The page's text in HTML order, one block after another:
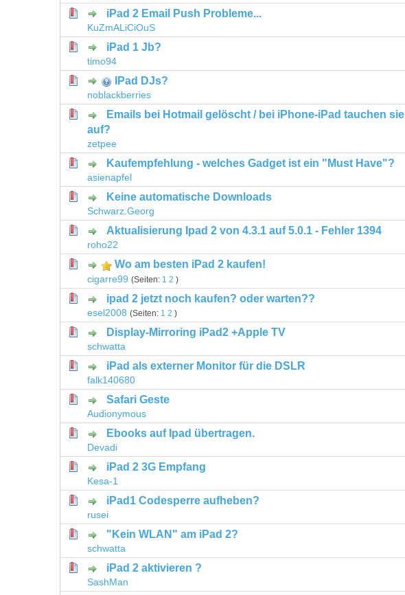
iPad 2 Email Push Probleme...
KuZmALiCiOuS
0 Bewertung(en) - 0 von 5 durchschnittlich
12345
iPad 1 Jb?
timo94
0 Bewertung(en) - 0 von 5 durchschnittlich
IPad DJs?
noblackberries
0 Bewertung(en) - 0 von 5 durchschnittlich
Emails bei Hotmail gelöscht / bei iPhone-iPad tauchen sie
auf?
zetpee
Kaufempfehlung - welches Gadget ist ein "Must Have"?
asienapfel
0 Bewertung(en) - 0 von 5 durchschnittlich
12345
Keine automatische Downloads
Schwarz.Georg
0 Bewertung(en) - 0 von 5 durchschnittlich
12345
Aktualisierung Ipad 2 von 4.3.1 auf 5.0.1 - Fehler 1394
roho22
0 Bewertung(en) - 0 von 5 durchschnittlich
12 345
Wo am besten iPad 2 kaufen!
cigarre99 (Seiten: 1 2 )
0 Bewertung(en) - 0 von 5 durchschnittlich
12345
ipad 2 jetzt noch kaufen? oder warten??
esel2008 (Seiten: 1 2 )
0 Bewertung(en) - 0 von 5 durchschnittlich
1 2345
Display-Mirroring iPad2 +Apple TV
schwatta
0 Bewertung(en) - 0 von 5 durchschnittlich
12345
iPad als externer Monitor für die DSLR
falk140680
0 Bewertung(en) - 0 von 5 durchschnittlich
1 234 5
Safari Geste
Audionymous
0 Bewertung(en) - 0 von 5 durchschnittlich
Ebooks auf Ipad übertragen.
Devadi
0 Bewertung(en) - 0 von 5 durchschnittlich
12345
iPad 2 3G Empfang
Kesa-1
0 Bewertung(en) - 0 von 5 durchschnittlich
iPad1 Codesperre aufheben?
rusei
0 Bewertung(en) - 0 von 5 durchschnittlich
12345
"Kein WLAN" am iPad 2?
schwatta
0 Bewertung(en) - 0 von 5 durchschnittlich
1
iPad 2 aktivieren ?
SashMan
0 Bewertung(en) - 0 von 5 durchschnittlich